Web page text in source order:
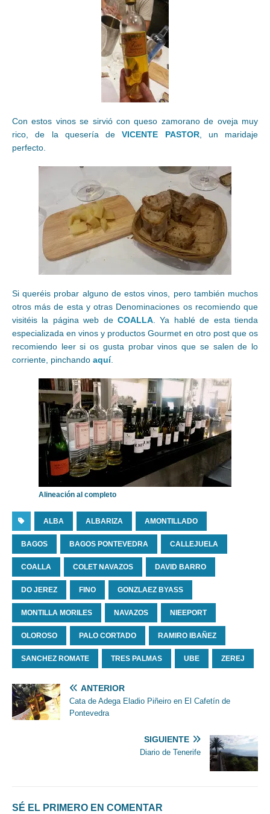
Con estos vinos se sirvió con queso zamorano de oveja muy
rico, de la quesería deVICENTE PASTOR, un maridaje
perfecto.
Si queréis probar alguno de estos vinos, pero también muchos
otros más de esta y otras Denominaciones os recomiendo que
visitéis la página web de COALLA . Ya hablé de esta tienda
especializada en vinos y productos Gourmet en otro post que os
recomiendo leer si os gusta probar vinos que se salen de lo
corriente, pinchando aquí.
Alineación al completo
ALBA ALBARIZA AMONTILLADO
BAGOS BAGOS PONTEVEDRA CALLEJUELA
COALLA COLET NAVAZOS DAVID BARRO
DO JEREZ FINO GONZLAEZ BYASS
MONTILLA MORILES NAVAZOS NIEEPORT
OLOROSO PALO CORTADO RAMIRO IBAÑEZ
SANCHEZ ROMATE TRES PALMAS UBE ZEREJ
ANTERIOR
Cata de Adega Eladio Piñeiro en El Cafetín de
Pontevedra
SIGUIENTE
Diario de Tenerife
SÉ EL PRIMERO EN COMENTAR